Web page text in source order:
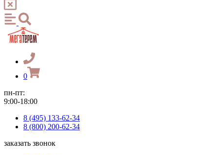
0
пн-пт:
9:00-18:00
8 (495) 133-62-34
8 (800) 200-62-34
заказать звонок